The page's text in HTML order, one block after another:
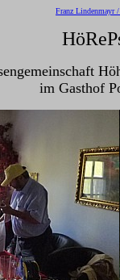
Franz Lindenmayr
im Gasthof